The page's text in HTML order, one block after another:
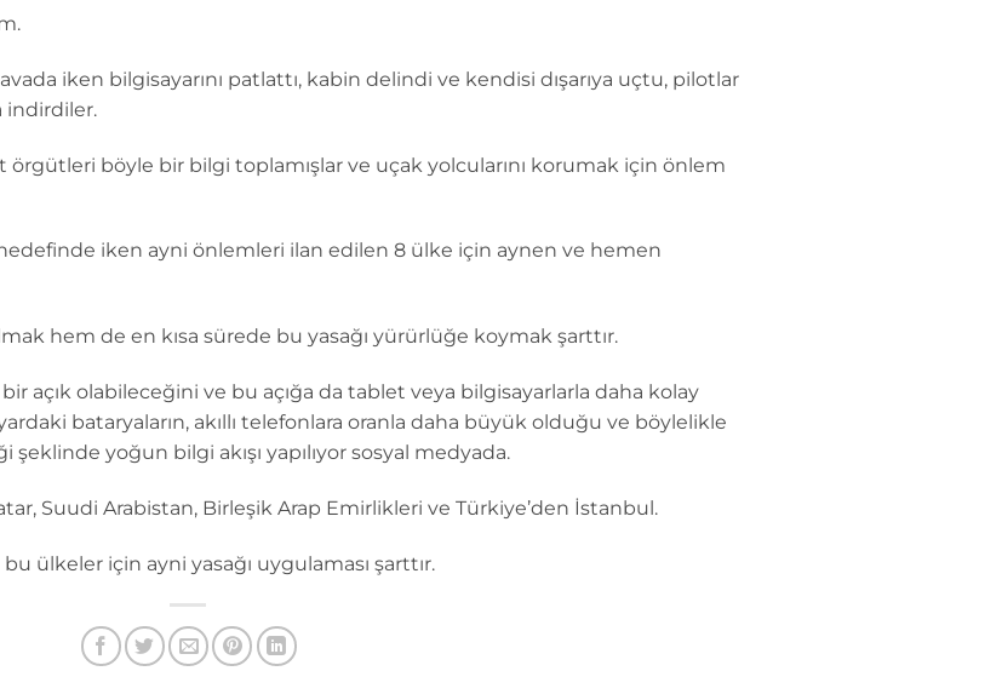
iken bilgisayarını patlattı, kabin delindi ve kendisi dışarıya uçtu, pilotlar
indirdiler.
böyle bir bilgi toplamışlar ve uçak yolcularını korumak için önlem
iken ayni önlemleri ilan edilen 8 ülke için aynen ve hemen
hem de en kısa sürede bu yasağı yürürlüğe koymak şarttır.
açık olabileceğini ve bu açığa da tablet veya bilgisayarlarla daha kolay
bataryaların, akıllı telefonlara oranla daha büyük olduğu ve böylelikle
şeklinde yoğun bilgi akışı yapılıyor sosyal medyada.
Suudi Arabistan, Birleşik Arap Emirlikleri ve Türkiye’den İstanbul.
ülkeler için ayni yasağı uygulaması şarttır.